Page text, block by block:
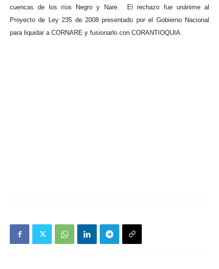
cuencas de los ríos Negro y Nare.
El rechazo fue unánime al
Proyecto de Ley 235 de 2008 presentado por el Gobierno Nacional
para liquidar a CORNARE y fusionarlo con CORANTIOQUIA.